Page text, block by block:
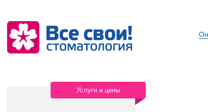
Услуги и цены